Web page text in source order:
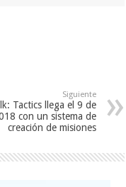
Siguiente
Tactics llega el 9 de
con un sistema de
creación de misiones